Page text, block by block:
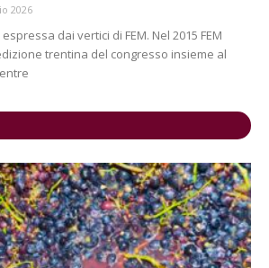
2026
dai vertici di FEM. Nel 2015 FEM
trentina del congresso insieme al